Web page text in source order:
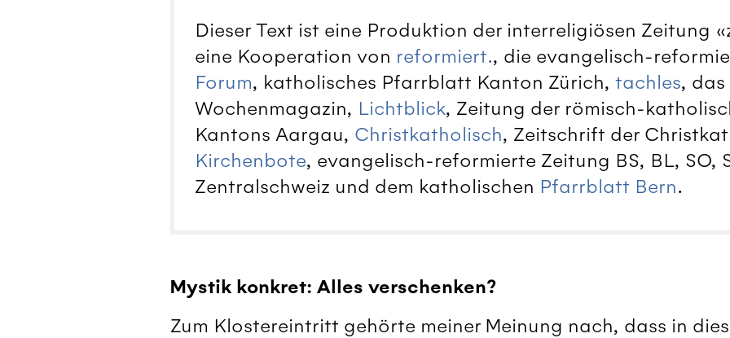
Dieser Text ist eine Produktion der interreligiösen Zeitung
eine Kooperation von reformiert., die evangelisch-
Forum, katholisches Pfarrblatt Kanton Zürich, tachles,
Wochenmagazin, Lichtblick, Zeitung der römisch-
Kantons Aargau, Christkatholisch, Zeitschrift der
Kirchenbote, evangelisch-reformierte Zeitung BS, BL, SO,
Zentralschweiz und dem katholischen Pfarrblatt Bern.
Mystik konkret: Alles verschenken?
Zum Klostereintritt gehörte meiner Meinung nach, dass in